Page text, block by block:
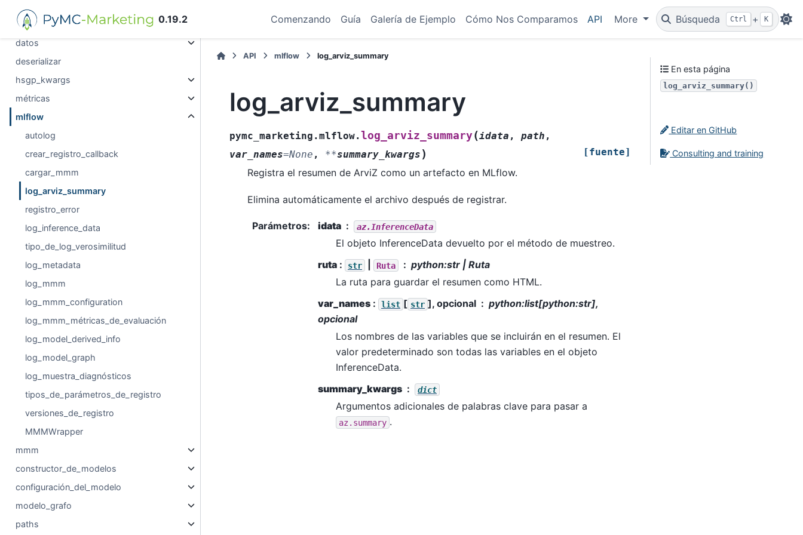
0.19.2 Comenzando Guía Galería de Ejemplo Cómo Nos Comparamos API More Búsqueda Ctrl + K
elección_del_cliente
datos
deserializar
hsgp_kwargs
métricas
mlflow
autolog
crear_registro_callback
cargar_mmm
log_arviz_summary
registro_error
log_inference_data
tipo_de_log_verosimilitud
log_metadata
log_mmm
log_mmm_configuration
log_mmm_métricas_de_evaluación
log_model_derived_info
log_model_graph
log_muestra_diagnósticos
tipos_de_parámetros_de_registro
versiones_de_registro
MMMWrapper
mmm
constructor_de_modelos
configuración_del_modelo
modelo_grafo
paths
API mlflow log_arviz_summary
log_arviz_summary
pymc_marketing.mlflow.log_arviz_summary(idata , path ,
var_names=None , **summary_kwargs ) [fuente]
Registra el resumen de ArviZ como un artefacto en MLflow.
Elimina automáticamente el archivo después de registrar.
Parámetros: idata az.InferenceData
El objeto InferenceData devuelto por el método de muestreo.
ruta : str Ruta
python:str | Ruta
La ruta para guardar el resumen como HTML.
var_names : list [ str ], opcional
python:list[python:str],
opcional
Los nombres de las variables que se incluirán en el resumen. El
valor predeterminado son todas las variables en el objeto
InferenceData.
summary_kwargs
dict
Argumentos adicionales de palabras clave para pasar a
az.summary .
En esta página
log_arviz_summary()
Editar en GitHub
Consulting and training